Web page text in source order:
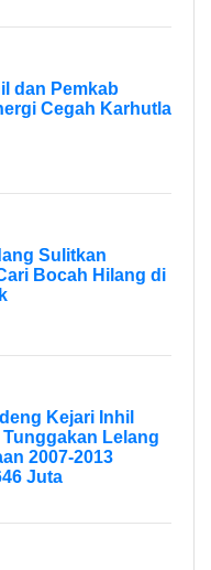
dan Pemkab
Cegah Karhutla
Sulitkan
Bocah Hilang di
Kejari Inhil
Lelang
2007-2013
Juta